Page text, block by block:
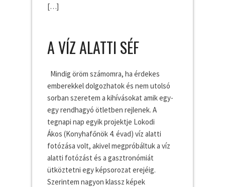
[…]
A VÍZ ALATTI SÉF
Mindig öröm számomra, ha érdekes
emberekkel dolgozhatok és nem utolsó
sorban szeretem a kihívásokat amik egy-
egy rendhagyó ötletben rejlenek. A
tegnapi nap egyik projektje Lokodi
Ákos (Konyhafőnök 4. évad) víz alatti
fotózása volt, akivel megpróbáltuk a víz
alatti fotózást és a gasztronómiát
ütköztetni egy képsorozat erejéig.
Szerintem nagyon klassz képek